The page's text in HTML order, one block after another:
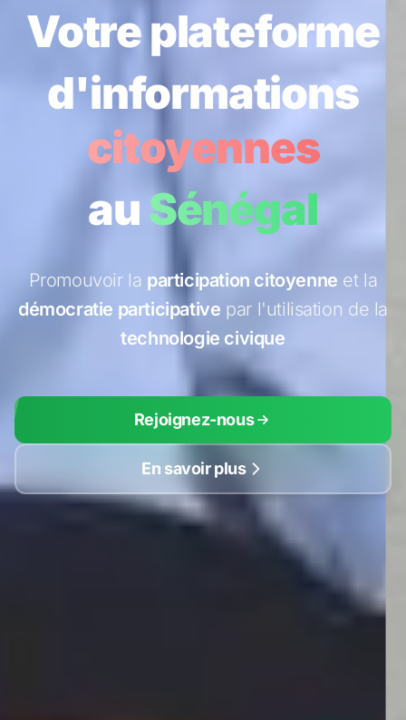
Votre plateforme
d'informations
citoyennes
auSénégal
Promouvoir la participation citoyenne et la
démocratie participative par l'utilisation de la
technologie civique
Rejoignez-nous
En savoir plus